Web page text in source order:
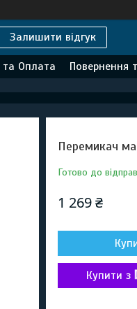
Залишити відгук
та Оплата Повернення
Перемикач
Готово до
1 269 ₴
Купити з